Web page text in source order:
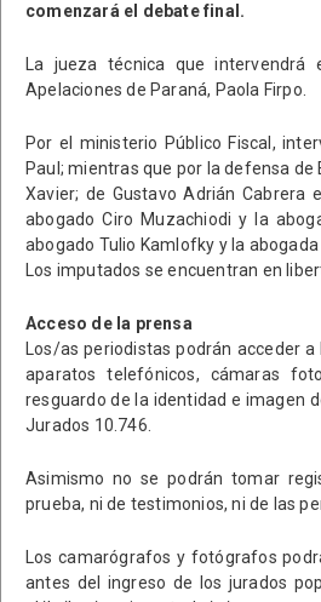
comenzará el debate final.
La jueza técnica que
Apelaciones de Paraná, Paola Firpo.
Por el ministerio Público Fiscal,
Paul; mientras que por la defensa
Xavier; de Gustavo Adrián Cabrera
abogado Ciro Muzachiodi y la
abogado Tulio Kamlofky y la
Los imputados se encuentran en
Acceso de la prensa
Los/as periodistas podrán acceder
aparatos telefónicos, cámaras
resguardo de la identidad e imagen
Jurados 10.746.
Asimismo no se podrán tomar
prueba, ni de testimonios, ni de las
Los camarógrafos y fotógrafos
antes del ingreso de los jurados